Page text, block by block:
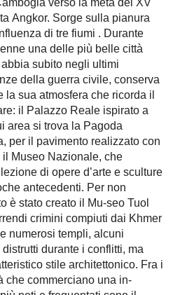
verso la metà del XV
Angkor. Sorge sulla pianura
di tre fiumi . Durante
una delle più belle città
subito negli ultimi
della guerra civile, conserva
sua atmosfera che ricorda il
il Palazzo Reale ispirato a
area si trova la Pagoda
per il pavimento realizzato con
il Museo Nazionale, che
di opere d’arte e sculture
antecedenti. Per non
è stato creato il Mu-seo Tuol
crimini compiuti dai Khmer
numerosi templi, alcuni
durante i conflitti, ma
stile architettonico. Fra i
che commerciano una in-